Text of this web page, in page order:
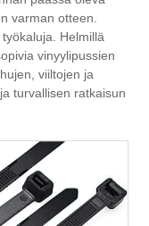
varman otteen.
Helmillä
vinyylipussien
viiltojen ja
turvallisen ratkaisun